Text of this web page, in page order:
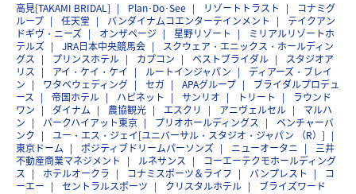
高見[TAKAMI BRIDAL] Plan･Do･See リゾートトラスト
コナミグ
ループ
任天堂 バンダイナムコエンターテインメント
テイクアン
ドギヴ・ニーズ
オンザページ 星野リゾート
ミリアルリゾートホ
テルズ
JRA日本中央競馬会
スクウェア・エニックス・ホールディン
グス
プリンスホテル カプコン ベストブライダル
スタジオア
リス
アイ・ケイ・ケイ ルートインジャパン
ディアーズ・ブレイ
ン
ワタベウェディング セガ APAグループ
ブライダルプロデュ
ース
帝国ホテル ハピネット サンリオ トリート
ラウンド
ワン
ダイナム 農協観光 エスクリ アニヴェルセル
マルハ
ン
パークハイアット東京 プリオホールディングス
ベンチャーバ
ンク
ユー・エス・ジェイ[ユニバーサル・スタジオ・ジャパン （R）]
東京ドーム
ポジティブドリームパーソンズ ニューオータニ
三井
不動産商業マネジメント
ルネサンス
コーエーテクモホールディング
ス
ホテルオークラ コナミスポーツ＆ライフ バンプレスト
コ
ーエー
セントラルスポーツ クリスタルホテル ブライズワード